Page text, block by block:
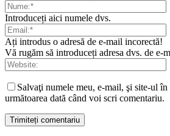
Introduceți aici numele dvs.
Ați introdus o adresă de e-mail incorectă!
Vă rugăm să introduceți adresa dvs. de e-
Salvaţi numele meu, e-mail, şi site-ul în
următoarea dată când voi scri comentariu.